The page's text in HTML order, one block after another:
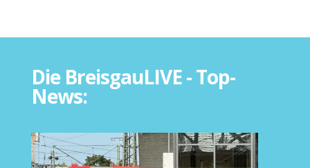
Die BreisgauLIVE - Top-
News: